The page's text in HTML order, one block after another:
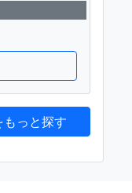
っと探す